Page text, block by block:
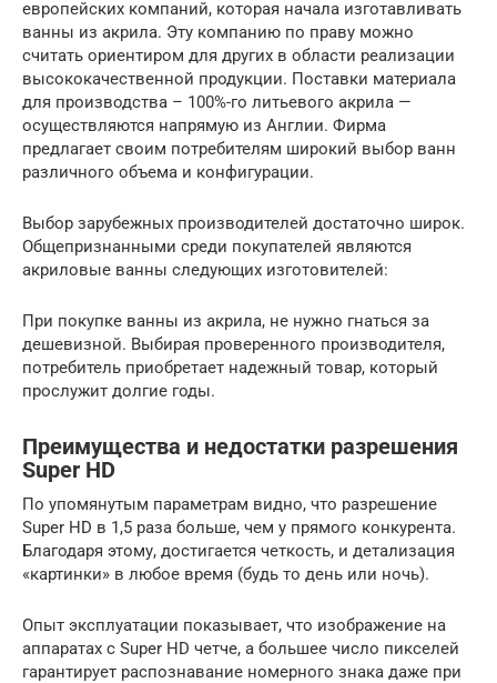
европейских компаний, которая начала изготавливать
ванны из акрила. Эту компанию по праву можно
считать ориентиром для других в области реализации
высококачественной продукции. Поставки материала
для производства – 100%-го литьевого акрила —
осуществляются напрямую из Англии. Фирма
предлагает своим потребителям широкий выбор ванн
различного объема и конфигурации.
Выбор зарубежных производителей достаточно широк.
Общепризнанными среди покупателей являются
акриловые ванны следующих изготовителей:
При покупке ванны из акрила, не нужно гнаться за
дешевизной. Выбирая проверенного производителя,
потребитель приобретает надежный товар, который
прослужит долгие годы.
Преимущества и недостатки разрешения
Super HD
По упомянутым параметрам видно, что разрешение
Super HD в 1,5 раза больше, чем у прямого конкурента.
Благодаря этому, достигается четкость, и детализация
«картинки» в любое время (будь то день или ночь).
Опыт эксплуатации показывает, что изображение на
аппаратах с Super HD четче, а большее число пикселей
гарантирует распознавание номерного знака даже при